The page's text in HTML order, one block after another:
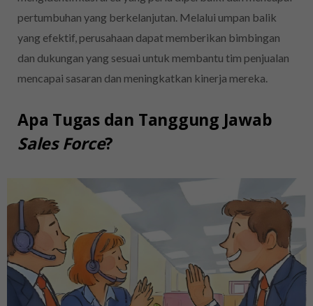
pertumbuhan yang berkelanjutan. Melalui umpan balik
yang efektif, perusahaan dapat memberikan bimbingan
dan dukungan yang sesuai untuk membantu tim penjualan
mencapai sasaran dan meningkatkan kinerja mereka.
Apa Tugas dan Tanggung Jawab
Sales Force?